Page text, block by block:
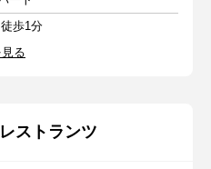
歩1分
る
ストランツ